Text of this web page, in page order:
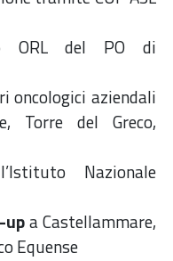
ORL del PO di
oncologici aziendali
Torre del Greco,
Nazionale
upa Castellammare,
Equense